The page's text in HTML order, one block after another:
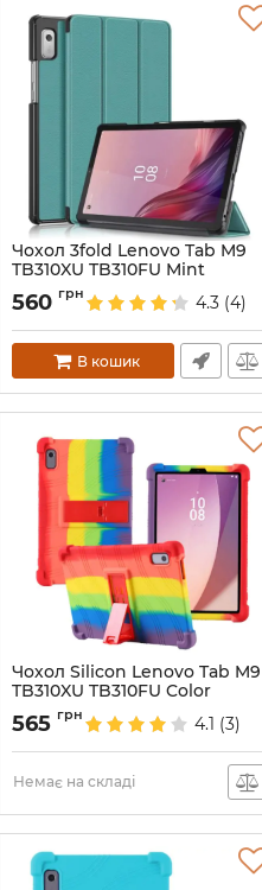
Чохол 3fold Lenovo Tab M9
TB310XU TB310FU Mint
Артикул:6729
560 грн 4.3 (4)
В кошик
Чохол Silicon Lenovo Tab M9
TB310XU TB310FU Color
Артикул:6840
565 грн 4.1 (3)
Немає на складі